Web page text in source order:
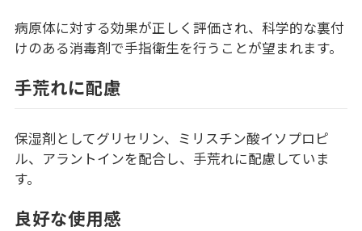
病原体に対する効果が正しく評価され、科学的な裏付
けのある消毒剤で手指衛生を行うことが望まれます。
手荒れに配慮
保湿剤としてグリセリン、ミリスチン酸イソプロピ
ル、アラントインを配合し、手荒れに配慮していま
す。
良好な使用感